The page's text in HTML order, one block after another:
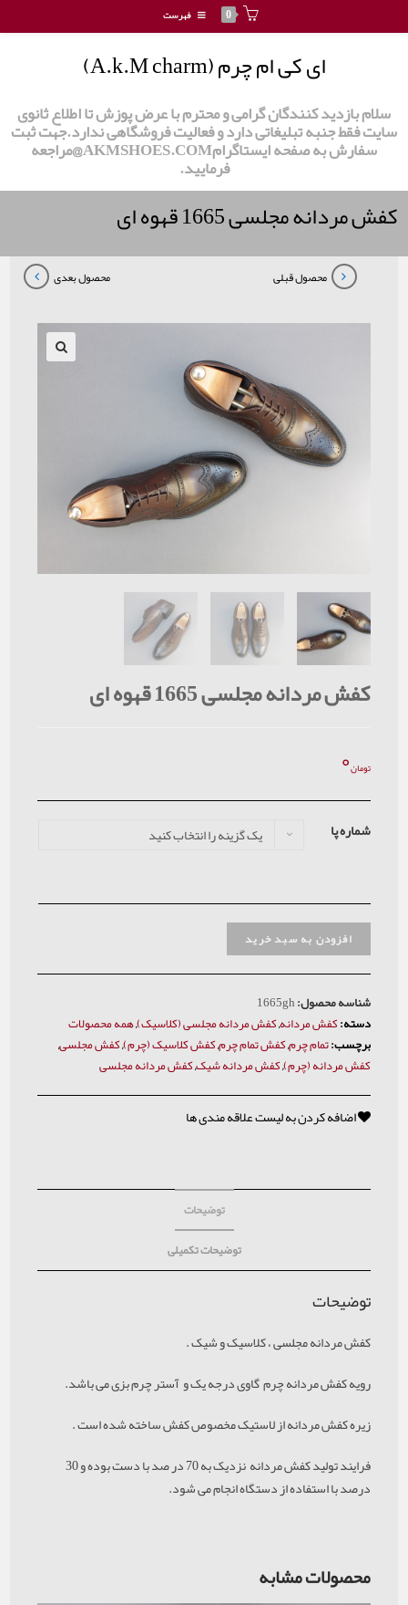
0 فهرست
ای کی ام چرم (A.k.M charm)
سلام بازدید کنندگان گرامی و محترم با عرض پوزش تا اطلاع ثانوی
سایت فقط جنبه تبلیغاتی دارد و فعالیت فروشگاهی ندارد.جهت ثبت
سفارش به صفحه ایستاگرامAKMSHOES.COM@مراجعه
فرمایید.
کفش مردانه مجلسی 1665 قهوه ای
محصول قبلی محصول بعدی
کفش مردانه مجلسی 1665 قهوه ای
تومان۰
شماره پا یک گزینه را انتخاب کنید
افزودن به سبد خرید
شناسه محصول:1665gh
دسته:کفش مردانه,کفش مردانه مجلسی (کلاسیک),همه محصولات
برچسب:تمام چرم,کفش تمام چرم,کفش کلاسیک (چرم),کفش مجلسی,
کفش مردانه (چرم),کفش مردانه شیک,کفش مردانه مجلسی
اضافه کردن به لیست علاقه مندی ها
توضیحات
توضیحات تکمیلی
توضیحات
کفش مردانه مجلسی ، کلاسیک و شیک .
رویه کفش مردانه چرم گاوی درجه یک و آستر چرم بزی می باشد.
زیره کفش مردانه از لاستیک مخصوص کفش ساخته شده است .
فرایند تولید کفش مردانه نزدیک به 70 در صد با دست بوده و 30
درصد با استفاده از دستگاه انجام می شود.
محصولات مشابه